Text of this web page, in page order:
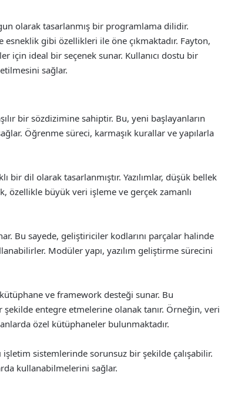
olarak tasarlanmış bir programlama dilidir.
gibi özellikleri ile öne çıkmaktadır. Fayton,
için ideal bir seçenek sunar. Kullanıcı dostu bir
sağlar.
bir sözdizimine sahiptir. Bu, yeni başlayanların
Öğrenme süreci, karmaşık kurallar ve yapılarla
dil olarak tasarlanmıştır. Yazılımlar, düşük bellek
özellikle büyük veri işleme ve gerçek zamanlı
Bu sayede, geliştiriciler kodlarını parçalar halinde
Modüler yapı, yazılım geliştirme sürecini
ve framework desteği sunar. Bu
entegre etmelerine olanak tanır. Örneğin, veri
özel kütüphaneler bulunmaktadır.
sistemlerinde sorunsuz bir şekilde çalışabilir.
kullanabilmelerini sağlar.